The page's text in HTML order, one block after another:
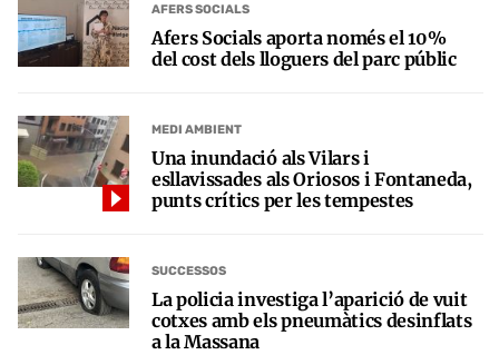
AFERS SOCIALS
Afers Socials aporta només el 10%
del cost dels lloguers del parc públic
MEDI AMBIENT
Una inundació als Vilars i
esllavissades als Oriosos i Fontaneda,
punts crítics per les tempestes
SUCCESSOS
La policia investiga l’aparició de vuit
cotxes amb els pneumàtics desinflats
a la Massana